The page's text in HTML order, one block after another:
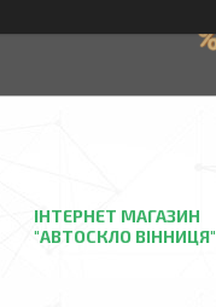
ІНТЕРНЕТ МАГАЗИН
"АВТОСКЛО ВІННИЦЯ"